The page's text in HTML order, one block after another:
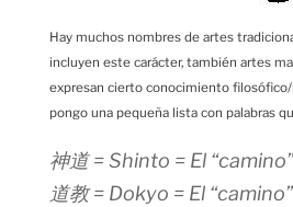
Hay muchos nombres de artes
incluyen este carácter, también artes
expresan cierto conocimiento
pongo una pequeña lista con palabras
神道 = Shinto = El
道教 = Dokyo = El